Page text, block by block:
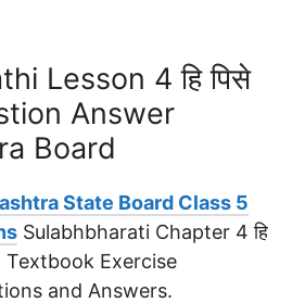
Lesson 4 हि पिसे
Answer
Board
State Board Class 5
Sulabhbharati Chapter 4 हि
Textbook Exercise
and Answers.